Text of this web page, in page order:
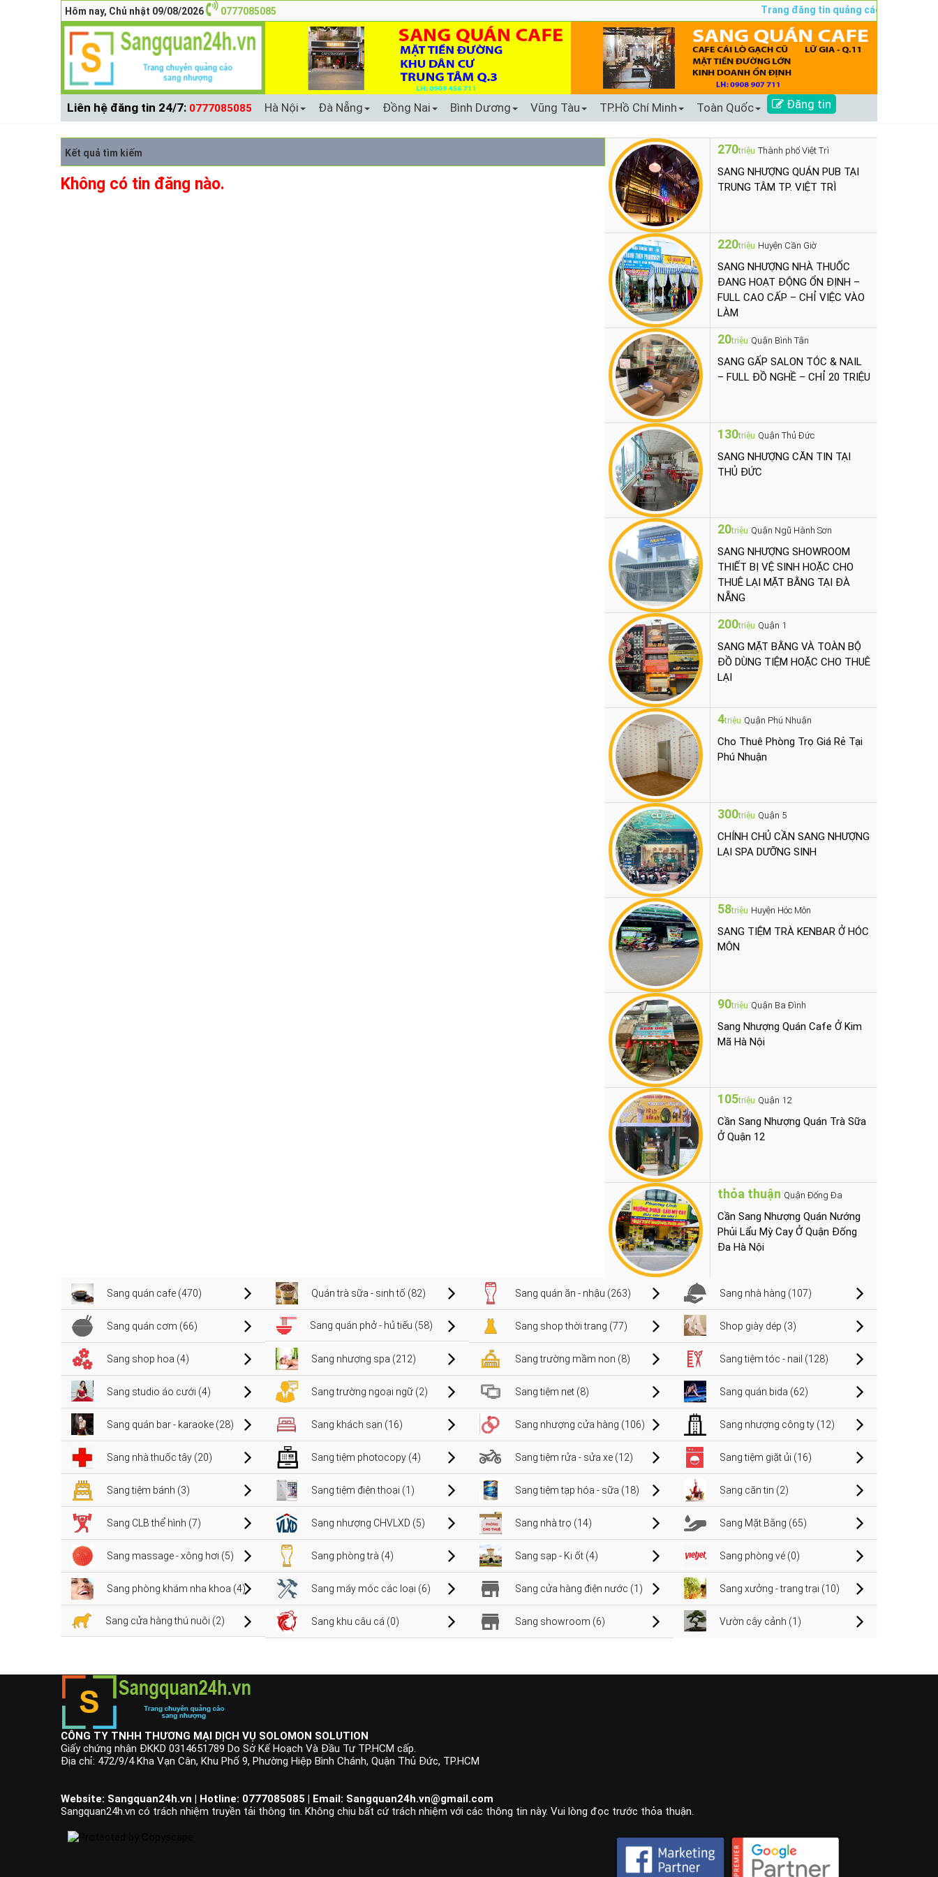
Hôm nay, Chủ nhật 09/08/2026 0777085085 Trang đăng tin quảng cáo sang nhượng
Liên hệ đăng tin 24/7: 0777085085 Hà Nội Đà Nẵng Đồng Nai Bình Dương Vũng Tàu TP.Hồ Chí Minh Toàn Quốc Đăng tin
Kết quả tìm kiếm
Không có tin đăng nào.
270triệu Thành phố Việt Trì
SANG NHƯỢNG QUÁN PUB TẠI
TRUNG TÂM TP. VIỆT TRÌ
220triệu Huyện Cần Giờ
SANG NHƯỢNG NHÀ THUỐC
ĐANG HOẠT ĐỘNG ỔN ĐỊNH –
FULL CAO CẤP – CHỈ VIỆC VÀO
LÀM
20triệu Quận Bình Tân
SANG GẤP SALON TÓC & NAIL
– FULL ĐỒ NGHỀ – CHỈ 20 TRIỆU
130triệu Quận Thủ Đức
SANG NHƯỢNG CĂN TIN TẠI
THỦ ĐỨC
20triệu Quận Ngũ Hành Sơn
SANG NHƯỢNG SHOWROOM
THIẾT BỊ VỆ SINH HOẶC CHO
THUÊ LẠI MẶT BẰNG TẠI ĐÀ
NẴNG
200triệu Quận 1
SANG MẶT BẰNG VÀ TOÀN BỘ
ĐỒ DÙNG TIỆM HOẶC CHO THUÊ
LẠI
4triệu Quận Phú Nhuận
Cho Thuê Phòng Trọ Giá Rẻ Tại
Phú Nhuận
300triệu Quận 5
CHÍNH CHỦ CẦN SANG NHƯỢNG
LẠI SPA DƯỠNG SINH
58triệu Huyện Hóc Môn
SANG TIỆM TRÀ KENBAR Ở HÓC
MÔN
90triệu Quận Ba Đình
Sang Nhượng Quán Cafe Ở Kim
Mã Hà Nội
105triệu Quận 12
Cần Sang Nhượng Quán Trà Sữa
Ở Quận 12
thỏa thuận Quận Đống Đa
Cần Sang Nhượng Quán Nướng
Phủi Lẩu Mỳ Cay Ở Quận Đống
Đa Hà Nội
Sang quán cafe (470) Quán trà sữa - sinh tố (82) Sang quán ăn - nhậu (263) Sang nhà hàng (107)
Sang quán cơm (66) Sang quán phở - hủ tiếu (58) Sang shop thời trang (77) Shop giày dép (3)
Sang shop hoa (4) Sang nhượng spa (212) Sang trường mầm non (8) Sang tiệm tóc - nail (128)
Sang studio áo cưới (4) Sang trường ngoại ngữ (2) Sang tiệm net (8) Sang quán bida (62)
Sang quán bar - karaoke (28) Sang khách sạn (16) Sang nhượng cửa hàng (106) Sang nhượng công ty (12)
Sang nhà thuốc tây (20) Sang tiệm photocopy (4) Sang tiệm rửa - sửa xe (12) Sang tiệm giặt ủi (16)
Sang tiệm bánh (3) Sang tiệm điện thoại (1) Sang tiệm tạp hóa - sữa (18) Sang căn tin (2)
Sang CLB thể hình (7) Sang nhượng CHVLXD (5) Sang nhà trọ (14) Sang Mặt Bằng (65)
Sang massage - xông hơi (5) Sang phòng trà (4) Sang sạp - Ki ốt (4) Sang phòng vé (0)
Sang phòng khám nha khoa (4) Sang máy móc các loại (6) Sang cửa hàng điện nước (1) Sang xưởng - trang trại (10)
Sang cửa hàng thú nuôi (2) Sang khu câu cá (0) Sang showroom (6) Vườn cây cảnh (1)
CÔNG TY TNHH THƯƠNG MẠI DỊCH VỤ SOLOMON SOLUTION
Giấy chứng nhận ĐKKD 0314651789 Do Sở Kế Hoạch Và Đầu Tư TP.HCM cấp.
Địa chỉ: 472/9/4 Kha Vạn Cân, Khu Phố 9, Phường Hiệp Bình Chánh, Quận Thủ Đức, TP.HCM
Website: Sangquan24h.vn | Hotline: 0777085085 | Email: Sangquan24h.vn@gmail.com
Sangquan24h.vn có trách nhiệm truyền tải thông tin. Không chịu bất cứ trách nhiệm với các thông tin này. Vui lòng đọc trước thỏa thuận.